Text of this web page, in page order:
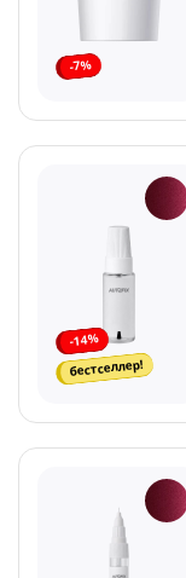
-7%
-14%
бестселлер!